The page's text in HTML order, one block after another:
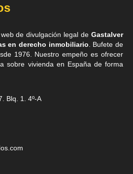
de divulgación legal de Gastalver
en derecho inmobiliario . Bufete de
1976. Nuestro empeño es ofrecer
sobre vivienda en España de forma
Blq. 1. 4º-A